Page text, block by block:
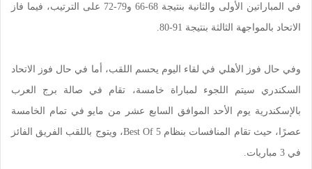
في المباراتين الأولى والثانية بنتيجة 68-66 و79-72 على الترتيب، فيما فاز
الاتحاد بالمواجهة الثالثة بنتيجة 91-80.
وفي حال فوز الأهلي في لقاء اليوم يحسم اللقب، أما في حال فوز الاتحاد
السكندري سيتم اللجوء لمباراة خامسة، تقام في صالة برج العرب
بالإسكندرية يوم الأحد الموافق السابع عشر من مايو في تمام الخامسة
عصرًا، حيث تقام المنافسات بنظام Best Of 5، ويتوج باللقب الفريق الفائز
في 3 مباريات.